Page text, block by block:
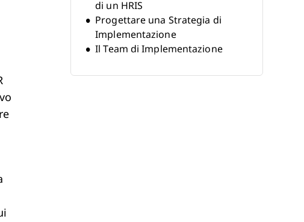
di un HRIS
Progettare una Strategia di
Implementazione
Il Team di Implementazione
Suggerimenti per Ottimizzare il